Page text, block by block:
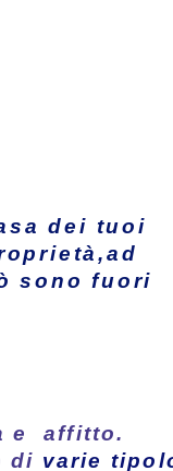
dei tuoi
sono fuori
e affitto.
di varie